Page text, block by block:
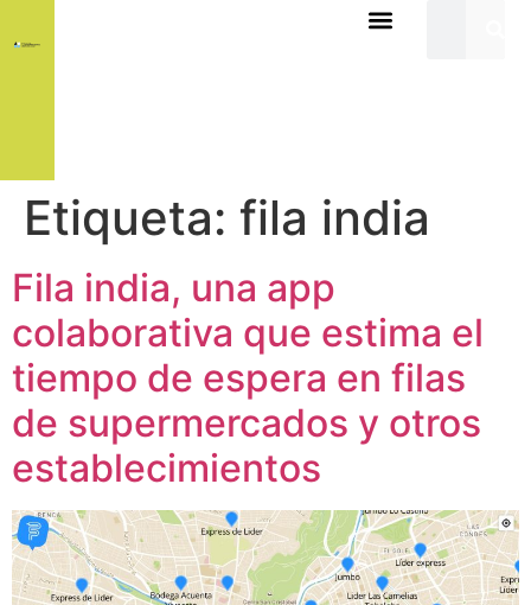
Etiqueta: fila india
Fila india, una app
colaborativa que estima el
tiempo de espera en filas
de supermercados y otros
establecimientos